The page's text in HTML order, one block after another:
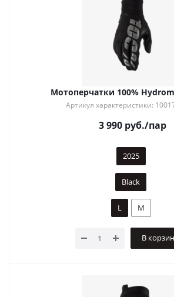
Мотоперчатки 100%
Артикул характеристики:
3 990руб./пар
2025
Black
L M
В